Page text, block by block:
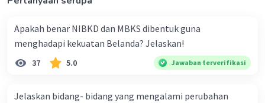
Beri Rating·4.0(2 ) Balas
Apakah benar NIBKD dan MBKS dibentuk guna
menghadapi kekuatan Belanda? Jelaskan!
37 5.0 Jawaban terverifikasi
Jelaskan bidang- bidang yang mengalami perubahan